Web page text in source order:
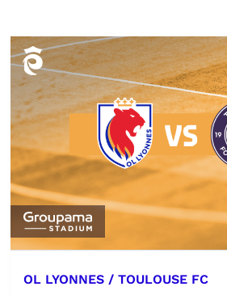
OL LYONNES / TOULOUSE FC